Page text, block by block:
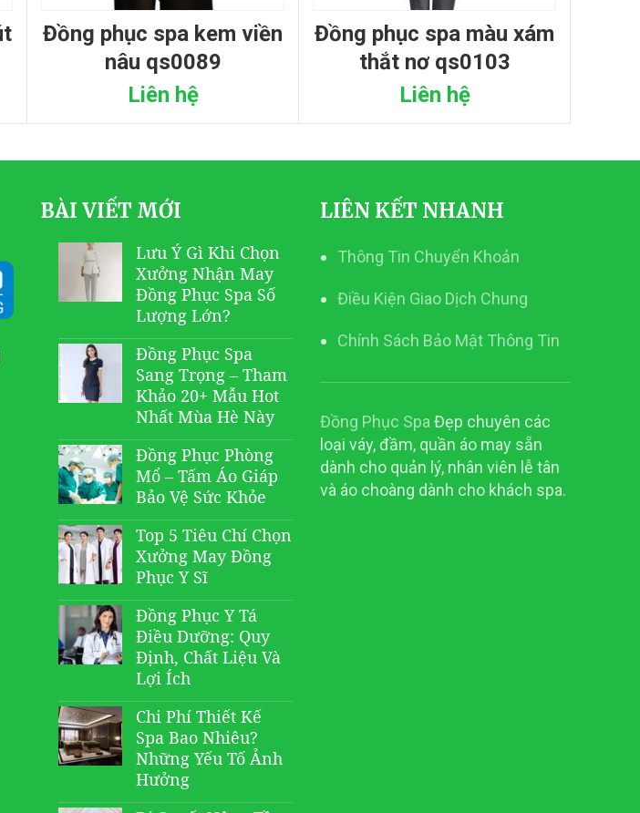
đồng phục spa kem viền
nâu qs0089
Liên hệ
đồng phục spa màu xám
thắt nơ qs0103
Liên hệ
BÀI VIẾT MỚI
Lưu Ý Gì Khi Chọn
Xưởng Nhận May
Đồng Phục Spa Số
Lượng Lớn?
Đồng Phục Spa
Sang Trọng – Tham
Khảo 20+ Mẫu Hot
Nhất Mùa Hè Này
Đồng Phục Phòng
Mổ – Tấm Áo Giáp
Bảo Vệ Sức Khỏe
Top 5 Tiêu Chí Chọn
Xưởng May Đồng
Phục Y Sĩ
Đồng Phục Y Tá
Điều Dưỡng: Quy
Định, Chất Liệu Và
Lợi Ích
Chi Phí Thiết Kế
Spa Bao Nhiêu?
Những Yếu Tố Ảnh
Hưởng
LIÊN KẾT NHANH
Thông Tin Chuyển Khoản
Điều Kiện Giao Dịch Chung
Chính Sách Bảo Mật Thông Tin
Đồng Phục SpaĐẹp chuyên các
loại váy, đầm, quần áo may sẵn
dành cho quản lý, nhân viên lễ tân
và áo choàng dành cho khách spa.